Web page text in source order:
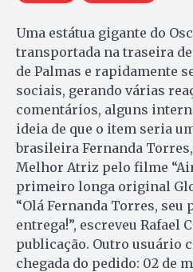
Uma estátua gigante do
transportada na traseira
de Palmas e rapidamente
sociais, gerando várias
comentários, alguns
ideia de que o item seria
brasileira Fernanda
Melhor Atriz pelo filme
primeiro longa original
“Olá Fernanda Torres, seu
entrega!”, escreveu Rafael
publicação. Outro usuário
chegada do pedido: 02 de